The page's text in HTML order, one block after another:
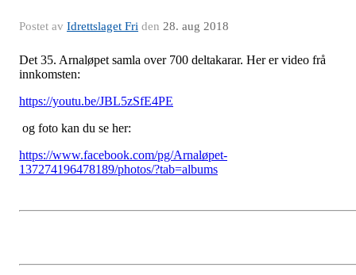
Postet av Idrettslaget Fri den 28. aug 2018
Det 35. Arnaløpet samla over 700 deltakarar. Her er video frå
innkomsten:
https://youtu.be/JBL5zSfE4PE
og foto kan du se her:
https://www.facebook.com/pg/Arnaløpet-
137274196478189/photos/?tab=albums